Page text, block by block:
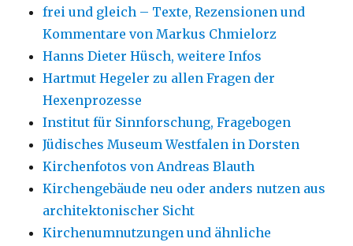
frei und gleich – Texte, Rezensionen und
Kommentare von Markus Chmielorz
Hanns Dieter Hüsch, weitere Infos
Hartmut Hegeler zu allen Fragen der
Hexenprozesse
Institut für Sinnforschung, Fragebogen
Jüdisches Museum Westfalen in Dorsten
Kirchenfotos von Andreas Blauth
Kirchengebäude neu oder anders nutzen aus
architektonischer Sicht
Kirchenumnutzungen und ähnliche